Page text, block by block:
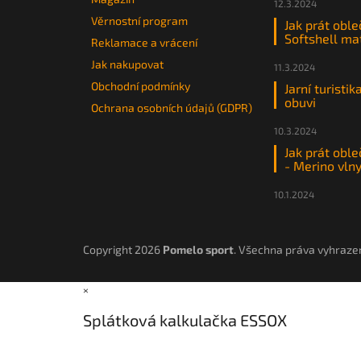
Věrnostní program
Reklamace a vrácení
Jak nakupovat
Obchodní podmínky
Ochrana osobních údajů (GDPR)
12.3.2024
Jak prát
Softshell
11.3.2024
Jarní
obuvi
10.3.2024
Jak prát
- Merino vlny
10.1.2024
Copyright 2026 Pomelo sport. Všechna práva
×
Splátková kalkulačka ESSOX